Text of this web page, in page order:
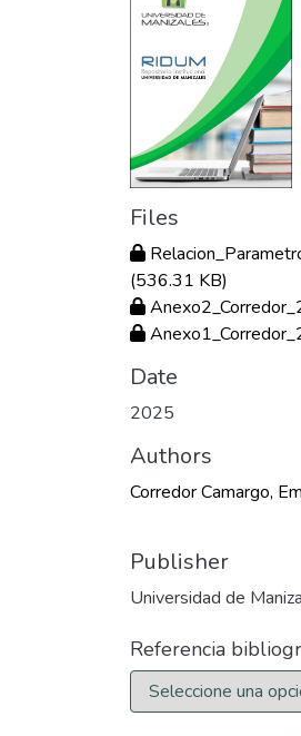
Files
(536.31 KB)
Date
2025
Authors
Corredor Camargo,
Publisher
Universidad de
Referencia